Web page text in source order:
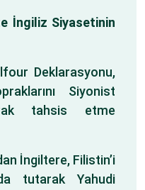
İngiliz Siyasetinin
Deklarasyonu,
Siyonist
tahsis etme
İngiltere, Filistin’i
tutarak Yahudi